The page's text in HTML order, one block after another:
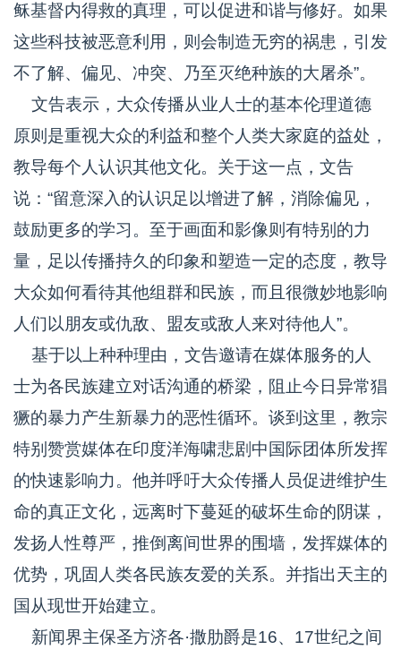
稣基督内得救的真理，可以促进和谐与修好。如果
这些科技被恶意利用，则会制造无穷的祸患，引发
不了解、偏见、冲突、乃至灭绝种族的大屠杀”。
文告表示，大众传播从业人士的基本伦理道德
原则是重视大众的利益和整个人类大家庭的益处，
教导每个人认识其他文化。关于这一点，文告
说：“留意深入的认识足以增进了解，消除偏见，
鼓励更多的学习。至于画面和影像则有特别的力
量，足以传播持久的印象和塑造一定的态度，教导
大众如何看待其他组群和民族，而且很微妙地影响
人们以朋友或仇敌、盟友或敌人来对待他人”。
基于以上种种理由，文告邀请在媒体服务的人
士为各民族建立对话沟通的桥梁，阻止今日异常猖
獗的暴力产生新暴力的恶性循环。谈到这里，教宗
特别赞赏媒体在印度洋海啸悲剧中国际团体所发挥
的快速影响力。他并呼吁大众传播人员促进维护生
命的真正文化，远离时下蔓延的破坏生命的阴谋，
发扬人性尊严，推倒离间世界的围墙，发挥媒体的
优势，巩固人类各民族友爱的关系。并指出天主的
国从现世开始建立。
新闻界主保圣方济各·撒肋爵是16、17世纪之间